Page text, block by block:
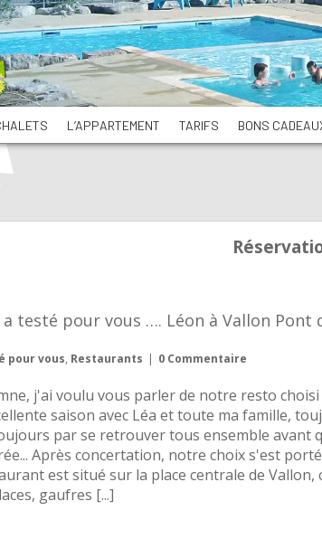
L’APPARTEMENT TARIFS BONS
testé pour vous …. Léon à Vallon Pont
pour vous, Restaurants | 0 Commentaire
j'ai voulu vous parler de notre resto
saison avec Léa et toute ma famille,
par se retrouver tous ensemble avant
Après concertation, notre choix s'est
est situé sur la place centrale de
gaufres [...]